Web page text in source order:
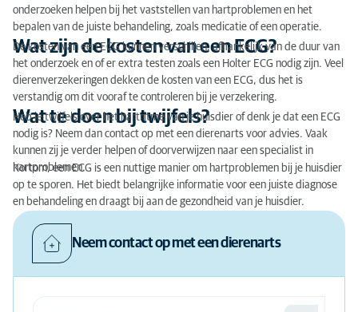
onderzoeken helpen bij het vaststellen van hartproblemen en het
bepalen van de juiste behandeling, zoals medicatie of een operatie.
Wat zijn de kosten van een ECG?
De kosten van een ECG kunnen verschillen, afhankelijk van de duur van
het onderzoek en of er extra testen zoals een Holter ECG nodig zijn. Veel
dierenverzekeringen dekken de kosten van een ECG, dus het is
verstandig om dit vooraf te controleren bij je verzekering.
Wat te doen bij twijfels?
Heb je twijfels over het hartritme van je huisdier of denk je dat een ECG
nodig is? Neem dan contact op met een dierenarts voor advies. Vaak
kunnen zij je verder helpen of doorverwijzen naar een specialist in
hartproblemen.
Kortom, een ECG is een nuttige manier om hartproblemen bij je huisdier
op te sporen. Het biedt belangrijke informatie voor een juiste diagnose
en behandeling en draagt bij aan de gezondheid van je huisdier.
Neem contact op met een dierenarts